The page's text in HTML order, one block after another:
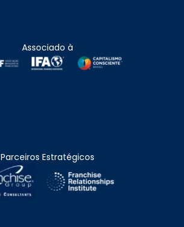
Associado à
Parceiros Estratégicos